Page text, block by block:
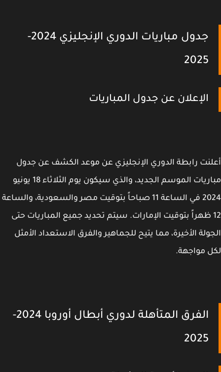
جدول مباريات الدوري الإنجليزي 2024-
2025
الإعلان عن جدول المباريات
رابطة الدوري الإنجليزي عن موعد الكشف عن جدول
مباريات الموسم الجديد، والذي سيكون يوم الثلاثاء 18 يونيو
2024 في الساعة 11 صباحاً بتوقيت مصر والسعودية، والساعة
ظهراً بتوقيت الإمارات. سيتم تحديد جميع المباريات حتى
الأخيرة، مما يتيح للجماهير والفرق الاستعداد الأمثل
مواجهة.
الفرق المتأهلة لدوري أبطال أوروبا 2024-
2025